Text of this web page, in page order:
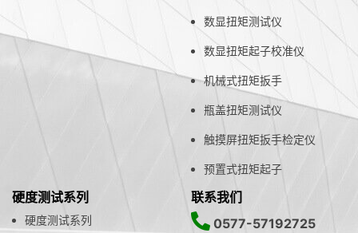
数显扭矩测试仪
数显扭矩起子校准仪
机械式扭矩扳手
瓶盖扭矩测试仪
触摸屏扭矩扳手检定仪
预置式扭矩起子
硬度测试系列
硬度测试系列
联系我们
0577-57192725